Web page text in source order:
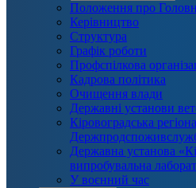
Положення про
Керівництво
Структура
Графік роботи
Профспілкова
Кадрова політика
Очищення влади
Державні установи
Кіровоградська
Державна установа
випробувальна
У воєнний час